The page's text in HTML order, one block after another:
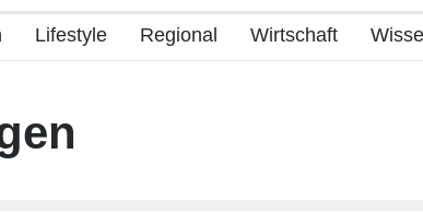
Lifestyle Regional Wirtschaft